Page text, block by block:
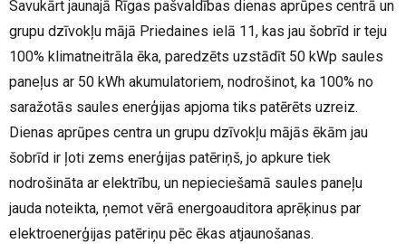
Savukārt jaunajā Rīgas pašvaldības dienas aprūpes centrā un
grupu dzīvokļu mājā Priedaines ielā 11, kas jau šobrīd ir teju
100% klimatneitrāla ēka, paredzēts uzstādīt 50 kWp saules
paneļus ar 50 kWh akumulatoriem, nodrošinot, ka 100% no
saražotās saules enerģijas apjoma tiks patērēts uzreiz.
Dienas aprūpes centra un grupu dzīvokļu mājās ēkām jau
šobrīd ir ļoti zems enerģijas patēriņš, jo apkure tiek
nodrošināta ar elektrību, un nepieciešamā saules paneļu
jauda noteikta, ņemot vērā energoauditora aprēķinus par
elektroenerģijas patēriņu pēc ēkas atjaunošanas.